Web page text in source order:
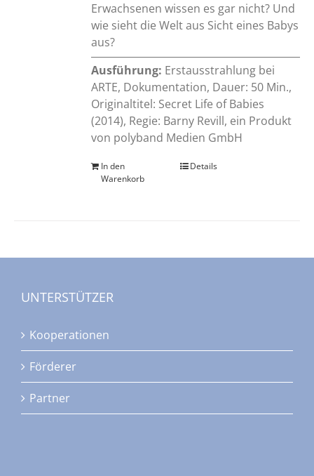
Erwachsenen wissen es gar nicht? Und
wie sieht die Welt aus Sicht eines Babys
aus?
Ausführung: Erstausstrahlung bei
ARTE, Dokumentation, Dauer: 50 Min.,
Originaltitel: Secret Life of Babies
(2014), Regie: Barny Revill, ein Produkt
von polyband Medien GmbH
In den
Warenkorb
Details
UNTERSTÜTZER
Kooperationen
Förderer
Partner